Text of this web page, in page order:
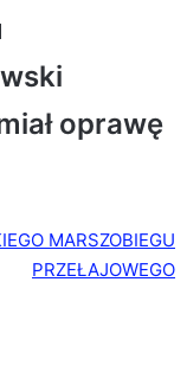
oprawę
MARSZOBIEGU
PRZEŁAJOWEGO